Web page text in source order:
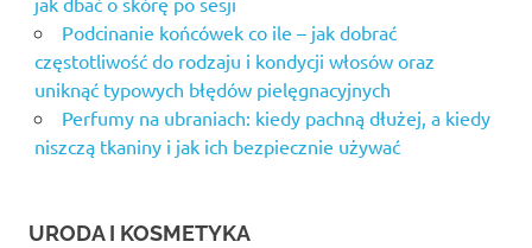
Podcinanie końcówek co ile – jak dobrać
częstotliwość do rodzaju i kondycji włosów oraz
uniknąć typowych błędów pielęgnacyjnych
Perfumy na ubraniach: kiedy pachną dłużej, a kiedy
niszczą tkaniny i jak ich bezpiecznie używać
URODA I KOSMETYKA